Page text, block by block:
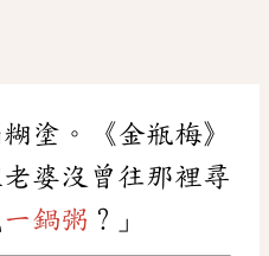
塗。《金瓶梅》
婆沒曾往那裡尋
一鍋粥 ？」